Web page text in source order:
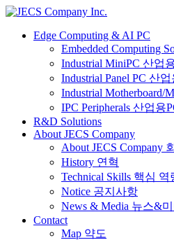
Edge Computing & AI PC
Embedded Computing
Industrial MiniPC 산업
Industrial Panel PC 산
Industrial Motherboard/
IPC Peripherals 산업
R&D Solutions
About JECS Company
About JECS Company
History 연혁
Technical Skills 핵심 역
Notice 공지사항
News & Media 뉴스&
Contact
Map 약도